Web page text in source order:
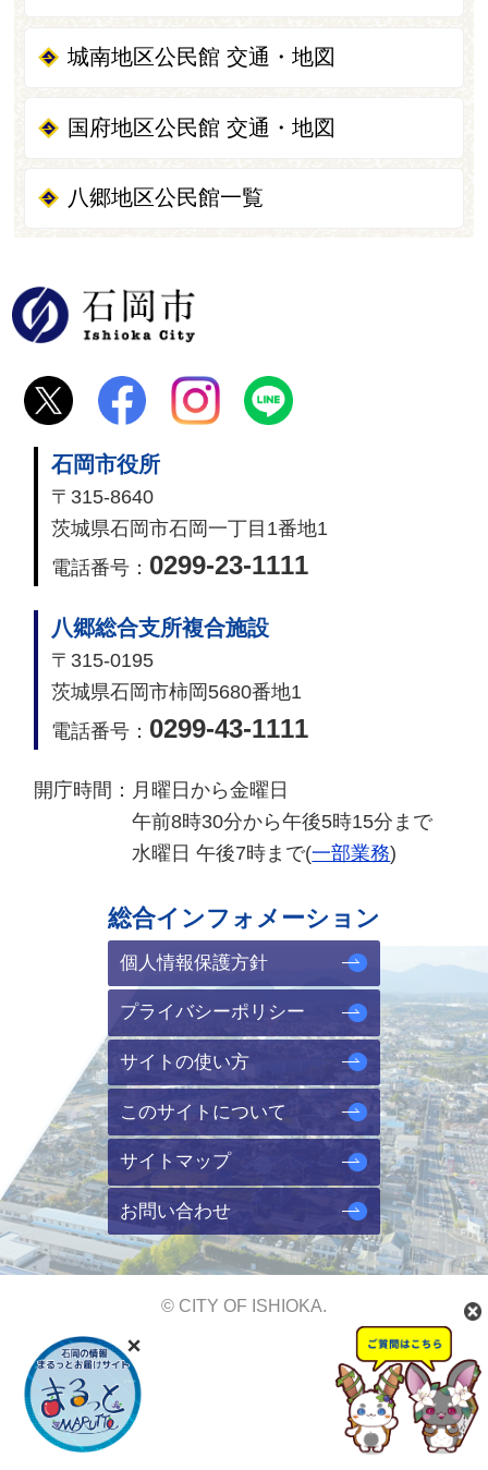
城南地区公民館 交通・地図
国府地区公民館 交通・地図
八郷地区公民館一覧
石岡市役所
〒315-8640
茨城県石岡市石岡一丁目1番地1
電話番号： 0299-23-1111
八郷総合支所複合施設
〒315-0195
茨城県石岡市柿岡5680番地1
電話番号： 0299-43-1111
開庁時間： 月曜日から金曜日
午前8時30分から午後5時15分まで
水曜日 午後7時まで(一部業務)
総合インフォメーション
個人情報保護方針
プライバシーポリシー
サイトの使い方
このサイトについて
サイトマップ
お問い合わせ
© CITY OF ISHIOKA.